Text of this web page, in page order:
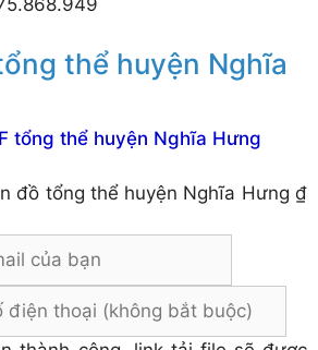
thể huyện Nghĩa
đồ tổng thể huyện Nghĩa Hưng ₫